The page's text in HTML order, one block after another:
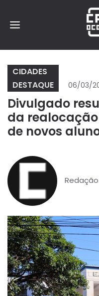
CIDADES
DESTAQUE
06/03/
Divulgado
da
de novos